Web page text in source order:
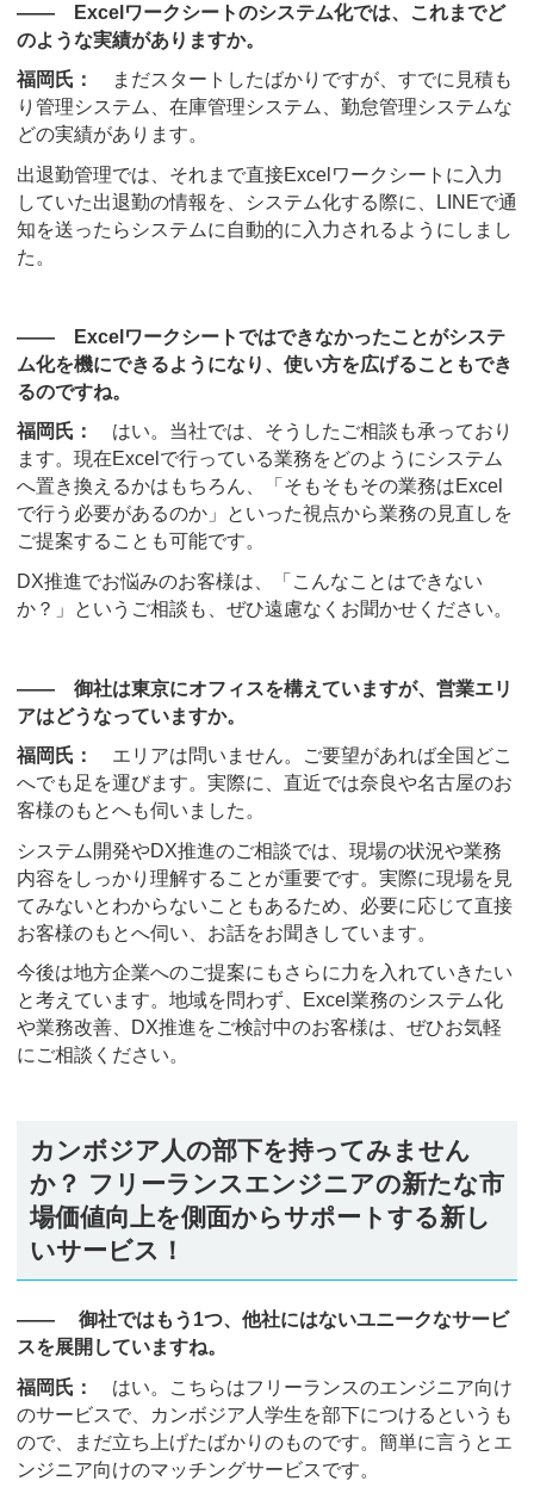
―― Excelワークシートのシステム化では、これまでど
のような実績がありますか。
福岡氏：
まだスタートしたばかりですが、すでに見積も
り管理システム、在庫管理システム、勤怠管理システムな
どの実績があります。
出退勤管理では、それまで直接Excelワークシートに入力
していた出退勤の情報を、システム化する際に、LINEで通
知を送ったらシステムに自動的に入力されるようにしまし
た。
―― Excelワークシートではできなかったことがシステ
ム化を機にできるようになり、使い方を広げることもでき
るのですね。
福岡氏：
はい。当社では、そうしたご相談も承っており
ます。現在Excelで行っている業務をどのようにシステム
へ置き換えるかはもちろん、「そもそもその業務はExcel
で行う必要があるのか」といった視点から業務の見直しを
ご提案することも可能です。
DX推進でお悩みのお客様は、「こんなことはできない
か？」というご相談も、ぜひ遠慮なくお聞かせください。
―― 御社は東京にオフィスを構えていますが、営業エリ
アはどうなっていますか。
福岡氏：
エリアは問いません。ご要望があれば全国どこ
へでも足を運びます。実際に、直近では奈良や名古屋のお
客様のもとへも伺いました。
システム開発やDX推進のご相談では、現場の状況や業務
内容をしっかり理解することが重要です。実際に現場を見
てみないとわからないこともあるため、必要に応じて直接
お客様のもとへ伺い、お話をお聞きしています。
今後は地方企業へのご提案にもさらに力を入れていきたい
と考えています。地域を問わず、Excel業務のシステム化
や業務改善、DX推進をご検討中のお客様は、ぜひお気軽
にご相談ください。
カンボジア人の部下を持ってみません
か？ フリーランスエンジニアの新たな市
場価値向上を側面からサポートする新し
いサービス！
―― 御社ではもう1つ、他社にはないユニークなサービ
スを展開していますね。
福岡氏：
はい。こちらはフリーランスのエンジニア向け
のサービスで、カンボジア人学生を部下につけるというも
ので、まだ立ち上げたばかりのものです。簡単に言うとエ
ンジニア向けのマッチングサービスです。